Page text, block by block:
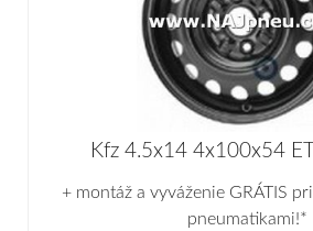
Kfz 4.5x14 4x100x54
+ montáž a vyváženie GRÁTIS
pneumatikami!*